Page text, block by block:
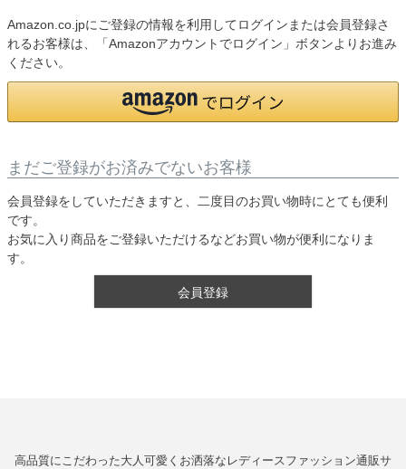
Amazon.co.jpにご登録の情報を利用してログインまたは会員登録さ
れるお客様は、「Amazonアカウントでログイン」ボタンよりお進み
ください。
まだご登録がお済みでないお客様
会員登録をしていただきますと、二度目のお買い物時にとても便利
です。
お気に入り商品をご登録いただけるなどお買い物が便利になりま
す。
会員登録
高品質にこだわった大人可愛くお洒落なレディースファッション通販サ